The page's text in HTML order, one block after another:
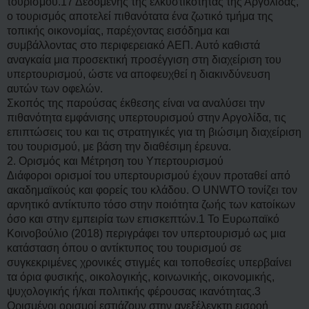
ο τουρισμός αποτελεί πιθανότατα ένα ζωτικό τμήμα της
τοπικής οικονομίας, παρέχοντας εισόδημα και
συμβάλλοντας στο περιφερειακό ΑΕΠ. Αυτό καθιστά
αναγκαία μια προσεκτική προσέγγιση στη διαχείριση του
υπερτουρισμού, ώστε να αποφευχθεί η διακινδύνευση
αυτών των οφελών.
Σκοπός της παρούσας έκθεσης είναι να αναλύσει την
πιθανότητα εμφάνισης υπερτουρισμού στην Αργολίδα, τις
επιπτώσεις του και τις στρατηγικές για τη βιώσιμη διαχείριση
του τουρισμού, με βάση την διαθέσιμη έρευνα.
2. Ορισμός και Μέτρηση του Υπερτουρισμού
Διάφοροι ορισμοί του υπερτουρισμού έχουν προταθεί από
ακαδημαϊκούς και φορείς του κλάδου. Ο UNWTO τονίζει τον
αρνητικό αντίκτυπο τόσο στην ποιότητα ζωής των κατοίκων
όσο και στην εμπειρία των επισκεπτών.1 Το Ευρωπαϊκό
Κοινοβούλιο (2018) περιγράφει τον υπερτουρισμό ως μια
κατάσταση όπου ο αντίκτυπος του τουρισμού σε
συγκεκριμένες χρονικές στιγμές και τοποθεσίες υπερβαίνει
τα όρια φυσικής, οικολογικής, κοινωνικής, οικονομικής,
ψυχολογικής ή/και πολιτικής φέρουσας ικανότητας.3
Ορισμένοι ορισμοί εστιάζουν στην ανεξέλεγκτη εισροή